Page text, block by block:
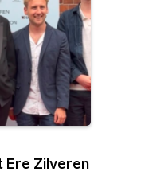
Ere Zilveren